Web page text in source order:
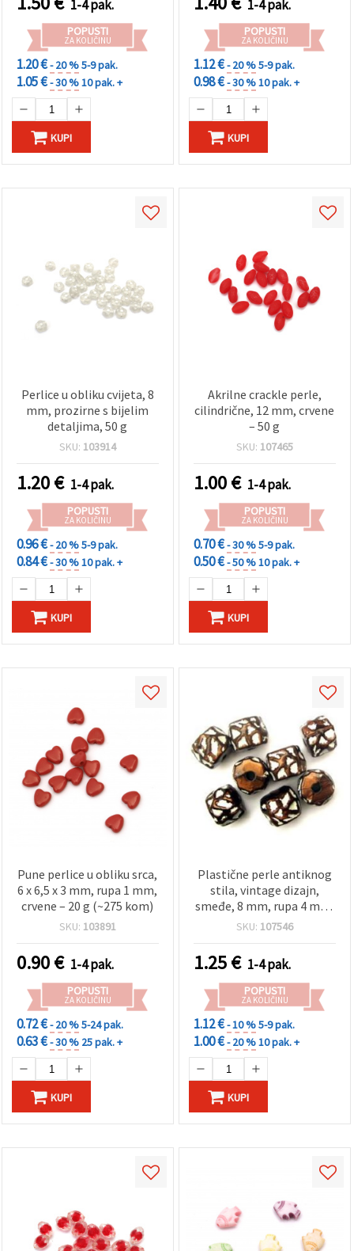
1-4 pak.
POPUSTI
ZA KOLIČINU
1.20 €- 20 %5-9 pak.
1.05 €- 30 %10 pak. +
KUPI
1-4 pak.
POPUSTI
ZA KOLIČINU
1.12 €- 20 %5-9 pak.
0.98 €- 30 %10 pak. +
KUPI
Perlice u obliku cvijeta, 8
mm, prozirne s bijelim
detaljima, 50 g
SKU: 103914
1.20€ 1-4 pak.
POPUSTI
ZA KOLIČINU
0.96 €- 20 %5-9 pak.
0.84 €- 30 %10 pak. +
KUPI
Akrilne crackle perle,
cilindrične, 12 mm, crvene
– 50 g
SKU: 107465
1.00€ 1-4 pak.
POPUSTI
ZA KOLIČINU
0.70 €- 30 %5-9 pak.
0.50 €- 50 %10 pak. +
KUPI
Pune perlice u obliku srca,
6 x 6,5 x 3 mm, rupa 1 mm,
crvene – 20 g (~275 kom)
SKU: 103891
0.90€ 1-4 pak.
POPUSTI
ZA KOLIČINU
0.72 €- 20 %5-24 pak.
0.63 €- 30 % 25 pak. +
KUPI
Plastične perle antiknog
stila, vintage dizajn,
smeđe, 8 mm, rupa 4 mm,
pakiranje 21 kom
SKU: 107546
1.25€ 1-4 pak.
POPUSTI
ZA KOLIČINU
1.12 €- 10 %5-9 pak.
1.00 €- 20 %10 pak. +
KUPI